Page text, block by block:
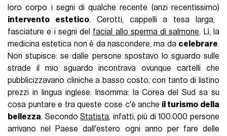
loro corpo i segni di qualche recente (anzi recentissimo)
intervento estetico. Cerotti, cappelli a tesa larga,
fasciature e i segni del facial allo sperma di salmone. Lì, la
medicina estetica non è da nascondere, ma da celebrare.
Non stupisce: se dalle persone spostavo lo sguardo sulle
strade il mio sguardo incontrava ovunque cartelli che
pubblicizzavano cliniche a basso costo, con tanto di listino
prezzi in lingua inglese. Insomma: la Corea del Sud sa su
cosa puntare e tra queste cose c'è anche il turismo della
bellezza. SecondoStatista, infatti, più di 100.000 persone
arrivano nel Paese dall'estero ogni anno per fare delle